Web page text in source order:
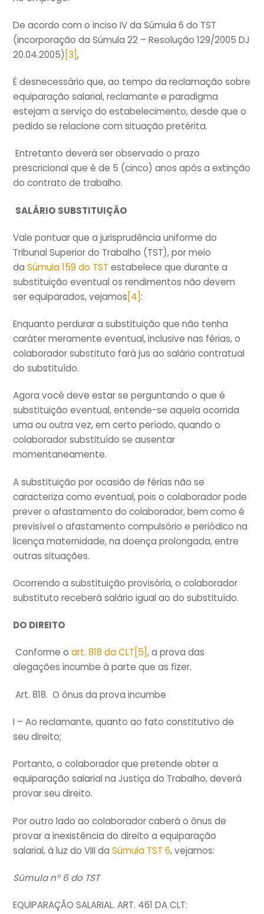
De acordo com o inciso IV da Súmula 6 do TST
(incorporação da Súmula 22 – Resolução 129/2005 DJ
20.04.2005) [3],
É desnecessário que, ao tempo da reclamação sobre
equiparação salarial, reclamante e paradigma
estejam a serviço do estabelecimento, desde que o
pedido se relacione com situação pretérita.
Entretanto deverá ser observado o prazo
prescricional que é de 5 (cinco) anos após a extinção
do contrato de trabalho.
SALÁRIO SUBSTITUIÇÃO
Vale pontuar que a jurisprudência uniforme do
Tribunal Superior do Trabalho (TST), por meio
daSúmula 159 do TST estabelece que durante a
substituição eventual os rendimentos não devem
ser equiparados, vejamos [4] :
Enquanto perdurar a substituição que não tenha
caráter meramente eventual, inclusive nas férias, o
colaborador substituto fará jus ao salário contratual
do substituído.
Agora você deve estar se perguntando o que é
substituição eventual, entende-se aquela ocorrida
uma ou outra vez, em certo período, quando o
colaborador substituído se ausentar
momentaneamente.
A substituição por ocasião de férias não se
caracteriza como eventual, pois o colaborador pode
prever o afastamento do colaborador, bem como é
previsível o afastamento compulsório e periódico na
licença maternidade, na doença prolongada, entre
outras situações.
Ocorrendo a substituição provisória, o colaborador
substituto receberá salário igual ao do substituído.
DO DIREITO
Conforme oart. 818 da CLT [5], a prova das
alegações incumbe à parte que as fizer.
Art. 818. O ônus da prova incumbe
I – Ao reclamante, quanto ao fato constitutivo de
seu direito;
Portanto, o colaborador que pretende obter a
equiparação salarial na Justiça do Trabalho, deverá
provar seu direito.
Por outro lado ao colaborador caberá o ônus de
provar a inexistência do direito a equiparação
salarial, à luz do VIII daSúmula TST 6, vejamos:
Súmula nº 6 do TST
EQUIPARAÇÃO SALARIAL. ART. 461 DA CLT: